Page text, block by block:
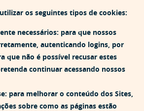
os seguintes tipos de cookies:
necessários: para que nossos
autenticando logins, por
que não é possível recusar estes
continuar acessando nossos
para melhorar o conteúdo dos Sites,
sobre como as páginas estão